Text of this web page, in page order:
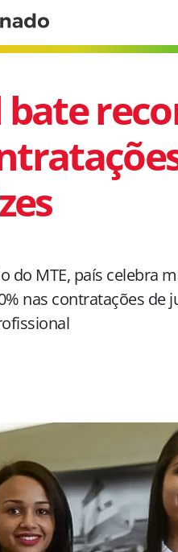
bate
do MTE, país celebra
nas contratações de